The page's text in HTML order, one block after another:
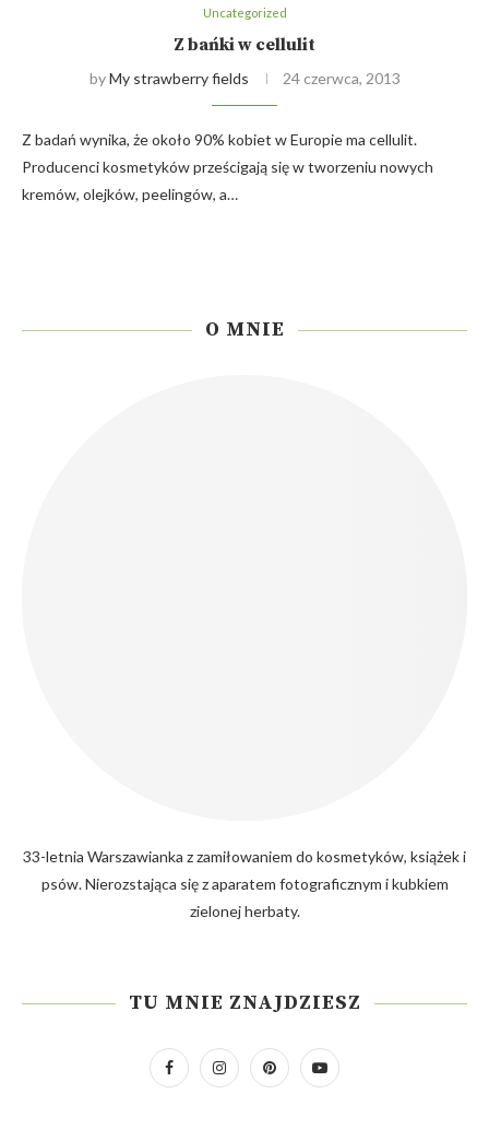
Uncategorized
Z bańki w cellulit
byMy strawberry fields 24 czerwca, 2013
Z badań wynika, że około 90% kobiet w Europie ma cellulit.
Producenci kosmetyków prześcigają się w tworzeniu nowych
kremów, olejków, peelingów, a…
O MNIE
33-letnia Warszawianka z zamiłowaniem do kosmetyków, książek i
psów. Nierozstająca się z aparatem fotograficznym i kubkiem
zielonej herbaty.
TU MNIE ZNAJDZIESZ